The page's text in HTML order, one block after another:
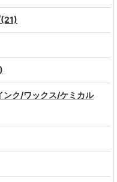
ンク/ワックス/ケミカル